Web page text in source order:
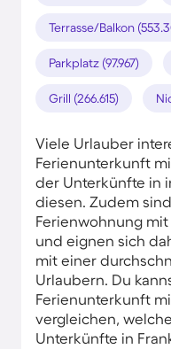
Terrasse/Balkon
Parkplatz (97.967)
Grill (266.615)
Viele Urlauber
Ferienunterkunft
der Unterkünfte in
diesen. Zudem
Ferienwohnung
und eignen sich
mit einer
Urlaubern. Du
Ferienunterkunft
vergleichen,
Unterkünfte in